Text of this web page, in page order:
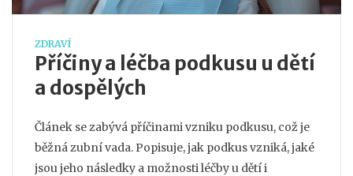
ZDRAVÍ
Příčiny a léčba podkusu u dětí
a dospělých
Článek se zabývá příčinami vzniku podkusu, což je
běžná zubní vada. Popisuje, jak podkus vzniká, jaké
jsou jeho následky a možnosti léčby u dětí i